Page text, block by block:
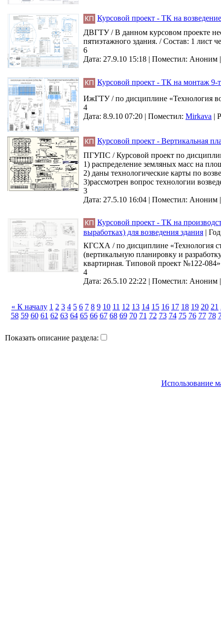
Курсовой проект - ТК на
ДВГТУ / В данном курсовом проекте
пятиэтажного здания. / Состав: 1 лист
6
Дата: 27.9.10 15:18 | Поместил: Аноним
Курсовой проект - ТК на монтаж 9-
ИжГТУ / по дисциплине «Технология
4
Дата: 8.9.10 07:20 | Поместил: Mirkava |
Курсовой проект - Вертикальная
ПГУПС / Курсовой проект по
1) распределение земляных масс на
2) даны технологические карты по
3)рассмотрен вопрос технологии
3
Дата: 27.5.10 16:04 | Поместил: Аноним
Курсовой проект - ТК на
выработках) для возведения здания |
КГСХА / по дисциплине «Технология
(вертикальную планировку и
квартирная. Типовой проект №122-
4
Дата: 26.5.10 22:22 | Поместил: Аноним
« К началу 1 2 3 4 5 6 7 8 9 10 11 12 13 14 15 16 17 18 19 20 21
58 59 60 61 62 63 64 65 66 67 68 69 70 71 72 73 74 75 76 77 78
Показать описание раздела:
Использование